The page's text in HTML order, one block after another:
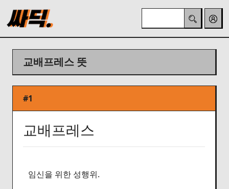
교배프레스 뜻
#1
교배프레스
임신을 위한 성행위.